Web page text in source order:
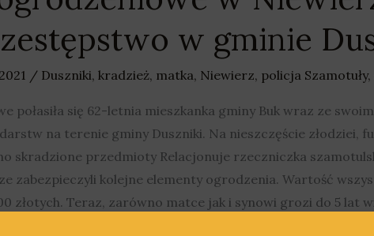
w gminie
/ Duszniki, kradzież, matka, Niewierz, policja Szamotuły,
połasiła się 62-letnia mieszkanka gminy Buk wraz ze
na terenie gminy Duszniki. Na nieszczęście złodziei,
skradzione przedmioty Relacjonuje rzeczniczka
zabezpieczyli kolejne elementy ogrodzenia. Wartość
złotych. Teraz, zarówno matce jak i synowi grozi do 5 lat